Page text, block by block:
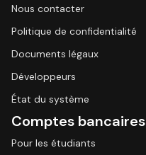
Nous contacter
Politique de confidentialité
Documents légaux
Développeurs
État du système
Comptes bancaires
Pour les étudiants